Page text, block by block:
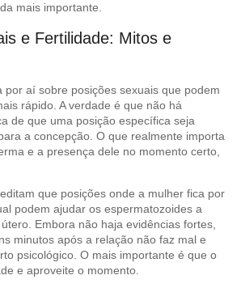
mais importante.
e Fertilidade: Mitos e
por aí sobre posições sexuais que podem
rápido. A verdade é que não há
de que uma posição específica seja
a concepção. O que realmente importa
e a presença dele no momento certo,
que posições onde a mulher fica por
podem ajudar os espermatozoides a
Embora não haja evidências fortes,
minutos após a relação não faz mal e
psicológico. O mais importante é que o
e aproveite o momento.